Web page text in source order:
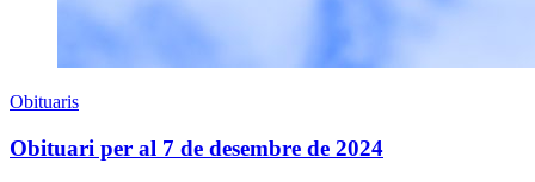
Obituaris
Obituari per al 7 de desembre de 2024